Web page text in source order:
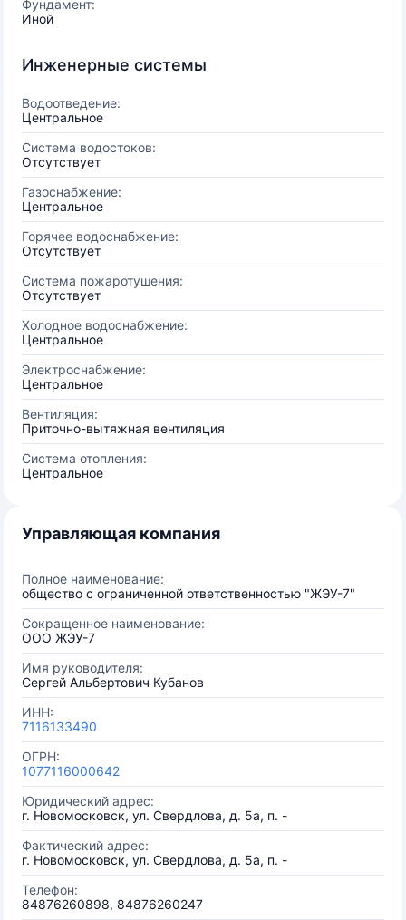
Фундамент:
Иной
Инженерные системы
Водоотведение:
Центральное
Система водостоков:
Отсутствует
Газоснабжение:
Центральное
Горячее водоснабжение:
Отсутствует
Система пожаротушения:
Отсутствует
Холодное водоснабжение:
Центральное
Электроснабжение:
Центральное
Вентиляция:
Приточно-вытяжная вентиляция
Система отопления:
Центральное
Управляющая компания
Полное наименование:
общество с ограниченной ответственностью "ЖЭУ-7"
Сокращенное наименование:
ООО ЖЭУ-7
Имя руководителя:
Сергей Альбертович Кубанов
ИНН:
7116133490
ОГРН:
1077116000642
Юридический адрес:
г. Новомосковск, ул. Свердлова, д. 5а, п. -
Фактический адрес:
г. Новомосковск, ул. Свердлова, д. 5а, п. -
Телефон:
84876260898, 84876260247